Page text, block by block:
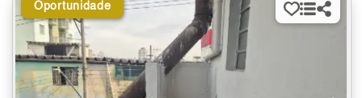
Oportunidade